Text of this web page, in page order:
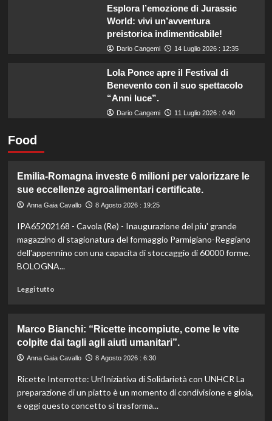
Esplora l’emozione di Jurassic
World: vivi un’avventura
preistorica indimenticabile!
Dario Cangemi 14 Luglio 2026 : 12:35
Lola Ponce apre il Festival di
Benevento con il suo spettacolo
“Anni luce”.
Dario Cangemi 11 Luglio 2026 : 0:40
Food
Emilia-Romagna investe 6 milioni per valorizzare le
sue eccellenze agroalimentari certificate.
Anna Gaia Cavallo 8 Agosto 2026 : 19:25
IPA65202168 - Cavola (Re) - Inaugurazione del piu' grande
magazzino di stagionatura del formaggio Parmigiano-Reggiano
dell'appennino con una capacita di stoccaggio di 60000 forme.
BOLOGNA...
Leggi tuttoLeggi
Emilia-
Romagna
investe
milioni
per
valorizzare
Marco Bianchi: “Ricette incompiute, come le vite
colpite dai tagli agli aiuti umanitari”.
Anna Gaia Cavallo 8 Agosto 2026 : 6:30
Ricette Interrotte: Un’Iniziativa di Solidarietà con UNHCR La
preparazione di un piatto è un momento di condivisione e gioia,
e oggi questo concetto si trasforma...